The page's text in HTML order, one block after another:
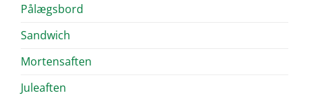
Pålægsbord
Sandwich
Mortensaften
Juleaften